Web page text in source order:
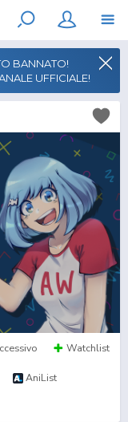
BANNATO!
UFFICIALE!
Watchlist
AniList